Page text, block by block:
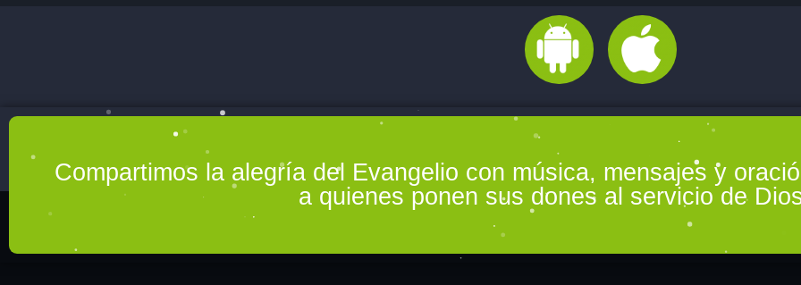
Compartimos la alegría del Evangelio con música, mensajes y
a quienes ponen sus dones al servicio de